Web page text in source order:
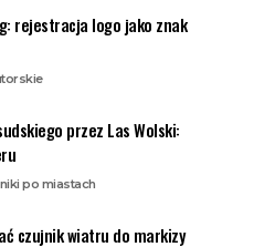
rejestracja logo jako znak
przez Las Wolski:
po miastach
czujnik wiatru do markizy